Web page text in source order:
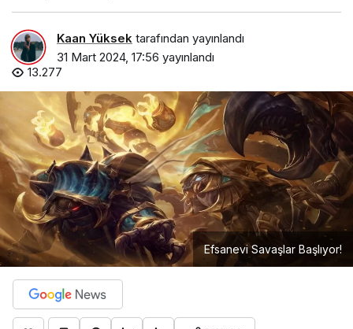
Kaan Yüksek tarafından yayınlandı
31 Mart 2024, 17:56 yayınlandı
13.277
Efsanevi Savaşlar Başlıyor!